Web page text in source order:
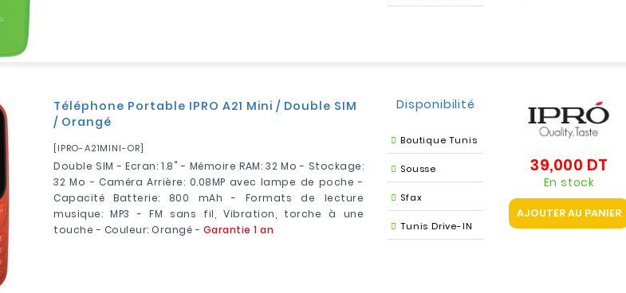
Téléphone Portable IPRO A21 Mini / Double SIM
/ Orangé
[IPRO-A21MINI-OR]
Double SIM - Ecran: 1.8" - Mémoire RAM: 32 Mo - Stockage:
32 Mo - Caméra Arrière: 0.08MP avec lampe de poche -
Capacité Batterie: 800 mAh - Formats de lecture
musique: MP3 - FM sans fil, Vibration, torche à une
touche - Couleur: Orangé - Garantie 1 an
Disponibilité
Boutique Tunis
Sousse
Sfax
Tunis Drive-IN
39,000 DT
En stock
AJOUTER AU PANIER